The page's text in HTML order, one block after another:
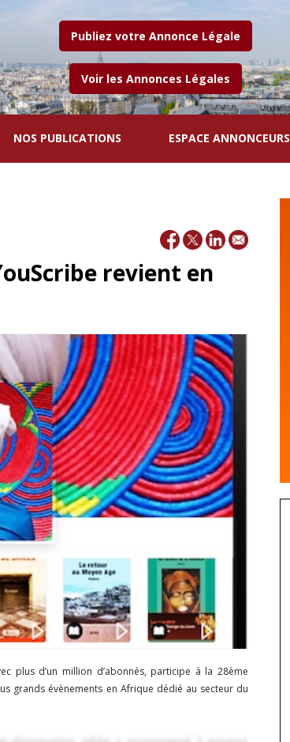
Publiez votre Annonce Légale
Voir les Annonces Légales
NOS PUBLICATIONS ESPACE ANNONCEURS
revient en
plus d’un million d’abonnés, participe à la 28ème
grands évènements en Afrique dédié au secteur du